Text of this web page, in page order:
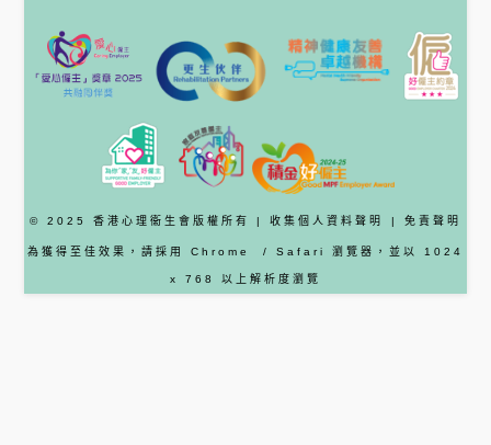
© 2025 香港心理衞生會版權所有 | 收集個人資料聲明 | 免責聲明
為獲得至佳效果，請採用 Chrome / Safari 瀏覽器 ，並以 1024
x 768 以上解析度瀏覽